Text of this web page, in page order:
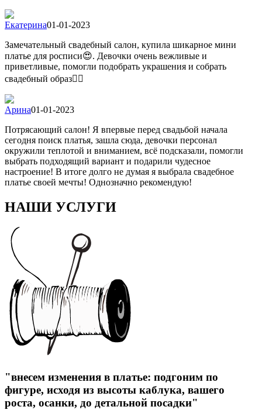
Екатерина01-01-2023
Замечательный свадебный салон, купила шикарное мини
платье для росписи😍. Девочки очень вежливые и
приветливые, помогли подобрать украшения и собрать
свадебный образ👍🏻
Арина01-01-2023
Потрясающий салон! Я впервые перед свадьбой начала
сегодня поиск платья, зашла сюда, девочки персонал
окружили теплотой и вниманием, всё подсказали, помогли
выбрать подходящий вариант и подарили чудесное
настроение! В итоге долго не думая я выбрала свадебное
платье своей мечты! Однозначно рекомендую!
НАШИ УСЛУГИ
"внесем изменения в платье: подгоним по
фигуре, исходя из высоты каблука, вашего
роста, осанки, до детальной посадки"